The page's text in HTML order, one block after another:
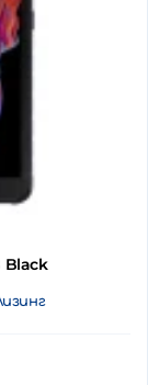
Black